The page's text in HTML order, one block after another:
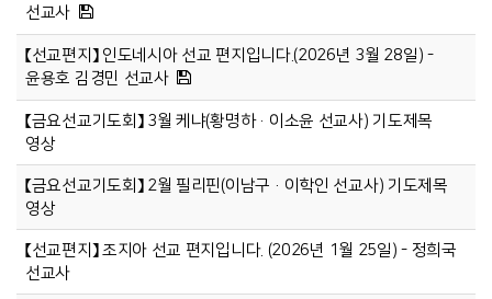
선교사
【선교편지】 인도네시아 선교 편지입니다.(2026년 3월 28일) -
윤용호 김경민 선교사
【금요선교기도회】 3월 케냐(황명하·이소윤 선교사) 기도제목
영상
【금요선교기도회】 2월 필리핀(이남구·이학인 선교사) 기도제목
영상
【선교편지】 조지아 선교 편지입니다. (2026년 1월 25일) - 정희국
선교사